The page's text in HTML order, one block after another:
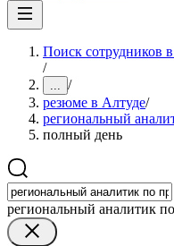
Поиск сотрудников
/
... /
резюме в Алтуде/
региональный
полный день
региональный аналитик